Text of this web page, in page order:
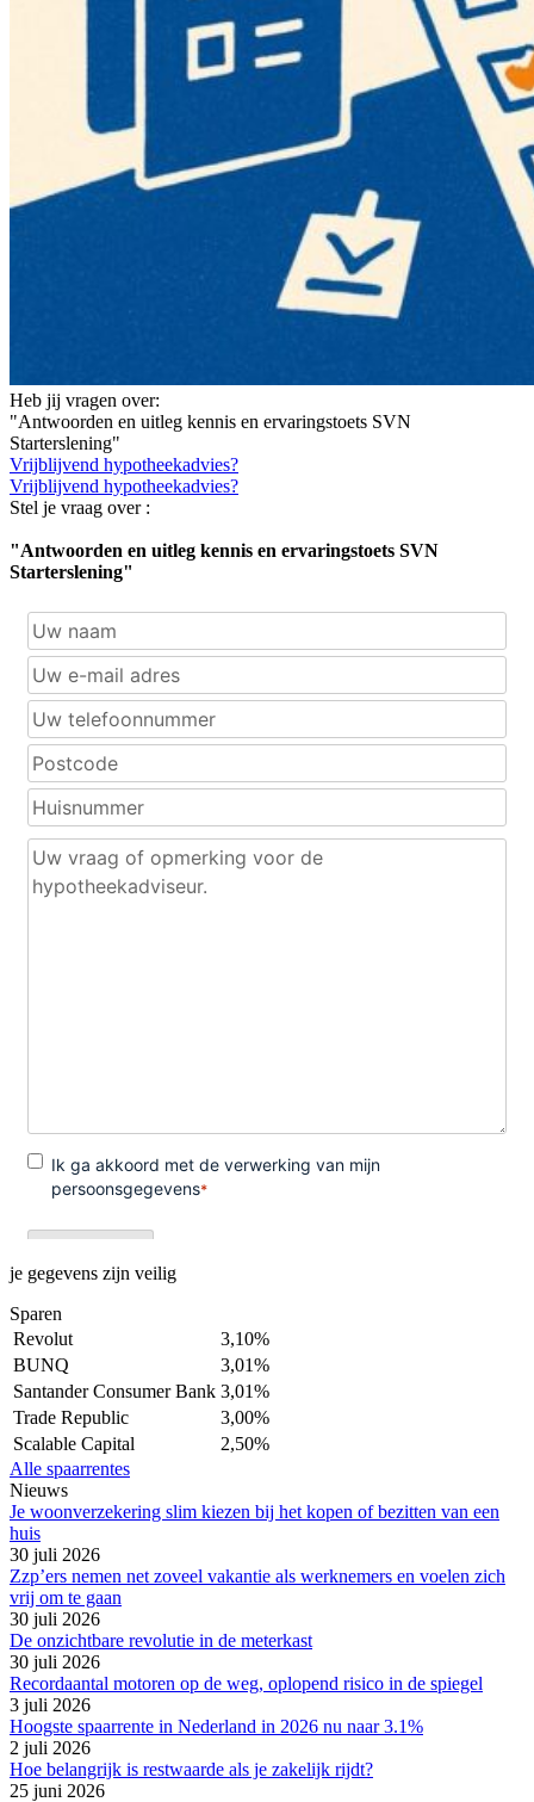
Heb jij vragen over:
"Antwoorden en uitleg kennis en ervaringstoets SVN
Starterslening"
Vrijblijvend hypotheekadvies?
Vrijblijvend hypotheekadvies?
Stel je vraag over :
"Antwoorden en uitleg kennis en ervaringstoets SVN
Starterslening"
je gegevens zijn veilig
Sparen
Revolut
3,10%
BUNQ
3,01%
Santander Consumer Bank 3,01%
Trade Republic
3,00%
Scalable Capital
2,50%
Alle spaarrentes
Nieuws
Je woonverzekering slim kiezen bij het kopen of bezitten van een
huis
30 juli 2026
Zzp’ers nemen net zoveel vakantie als werknemers en voelen zich
vrij om te gaan
30 juli 2026
De onzichtbare revolutie in de meterkast
30 juli 2026
Recordaantal motoren op de weg, oplopend risico in de spiegel
3 juli 2026
Hoogste spaarrente in Nederland in 2026 nu naar 3.1%
2 juli 2026
Hoe belangrijk is restwaarde als je zakelijk rijdt?
25 juni 2026